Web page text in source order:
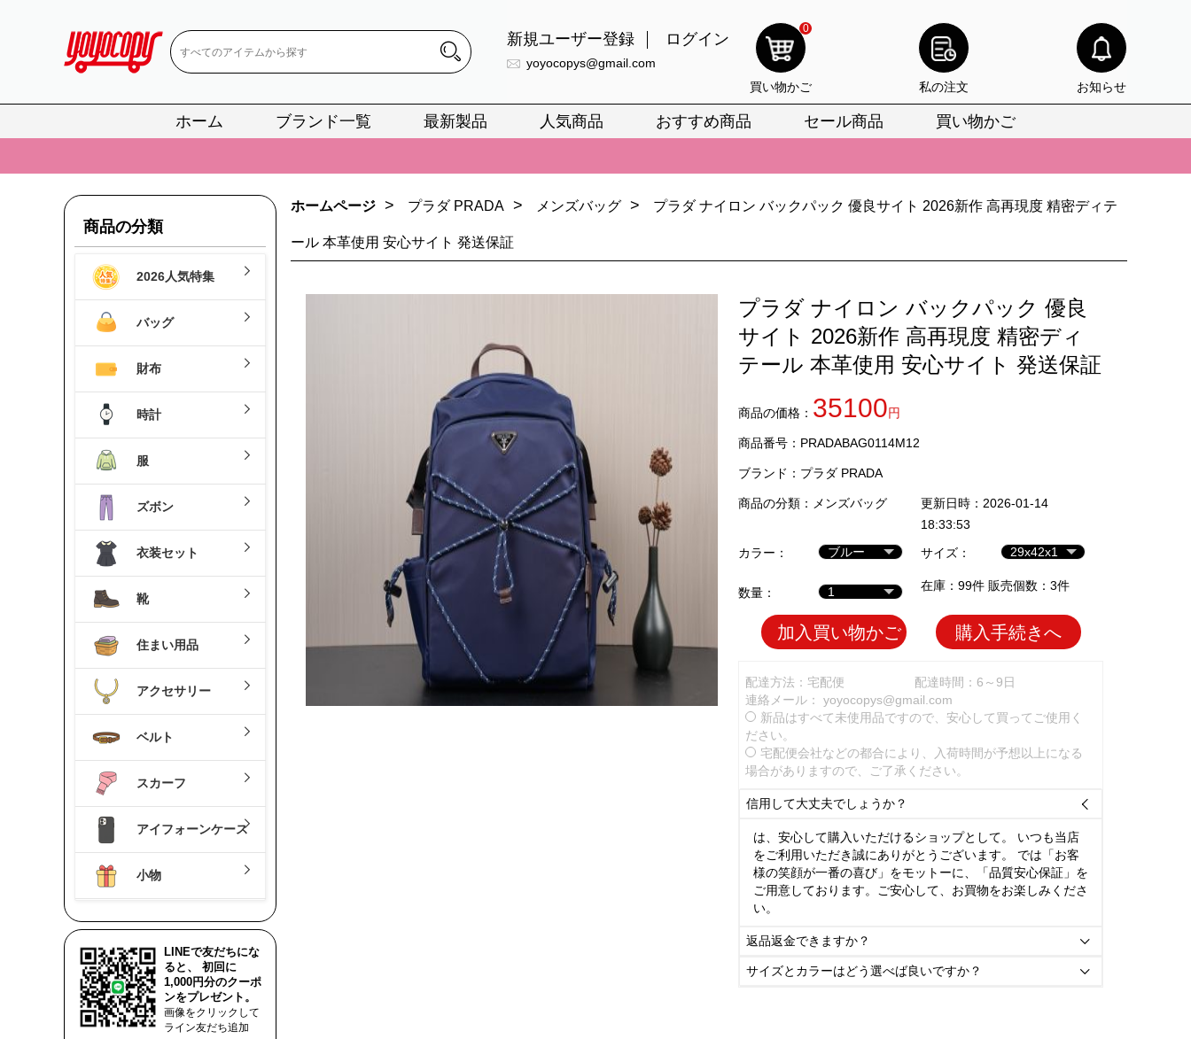
新規ユーザー登録 ログイン
yoyocopys@gmail.com
0
買い物かご 私の注文 お知らせ
ホーム ブランド一覧 最新製品 人気商品 おすすめ商品 セール商品 買い物かご
📢 当店は正真正銘のn級スーパーコピーのみ取扱い。最高品質の再現度を安心してお選びいただけます。
📢 2026春の新作続々更新中！期間中のご注文でお得な割引をご利用いただけます。
📢 新作入荷！ルイ・ヴィトンスーパーコピー バッグ最新モデルが登場。上質な仕上がりをお見逃しなく。
📢 当店は正真正銘のn級スーパーコピーのみ取扱い。最高品質の再現度を安心してお選びいただけます。
新作入荷！ルイ・ヴィトンスーパーコピー バッグ最新モデルが登場。上質な仕上がりをお見逃しなく。
商品の分類
2026人気特集
バッグ
財布
時計
服
ズボン
衣装セット
靴
住まい用品
アクセサリー
ベルト
スカーフ
アイフォーンケース
小物
LINEで友だちにな
ると、 初回に
1,000円分のクーポ
ンをプレゼント。
画像をクリックして
ライン友だち追加
ホームページ > プラダ PRADA > メンズバッグ > プラダ ナイロン バックパック 優良サイト 2026新作 高再現度 精密ディテ
ール 本革使用 安心サイト 発送保証
プラダ ナイロン バックパック 優良
サイト 2026新作 高再現度 精密ディ
テール 本革使用 安心サイト 発送保証
商品の価格： 35100円
商品番号：PRADABAG0114M12
ブランド： プラダ PRADA
商品の分類： メンズバッグ
更新日時：2026-01-14
18:33:53
カラー：
サイズ：
数量： 在庫：99件 販売個数：3件
加入買い物かご 購入手続きへ
配達方法：宅配便
配達時間：6～9日
連絡メール： yoyocopys@gmail.com
新品はすべて未使用品ですので、安心して買ってご使用く
ださい。
宅配便会社などの都合により、入荷時間が予想以上になる
場合がありますので、ご了承ください。
信用して大丈夫でしょうか？ 
は、安心して購入いただけるショップとして。 いつも当店
をご利用いただき誠にありがとうございます。 では「お客
様の笑顔が一番の喜び」をモットーに、「品質安心保証」を
ご用意しております。ご安心して、お買物をお楽しみくださ
い。
返品返金できますか？ 
サイズとカラーはどう選べば良いですか？ 